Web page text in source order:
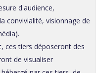
d'audience,
convivialité, visionnage de
ces tiers déposeront des
de visualiser